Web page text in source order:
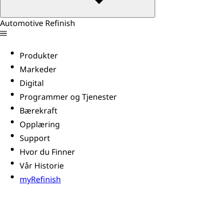
Automotive Refinish
Produkter
Markeder
Digital
Programmer og Tjenester
Bærekraft
Opplæring
Support
Hvor du Finner
Vår Historie
myRefinish